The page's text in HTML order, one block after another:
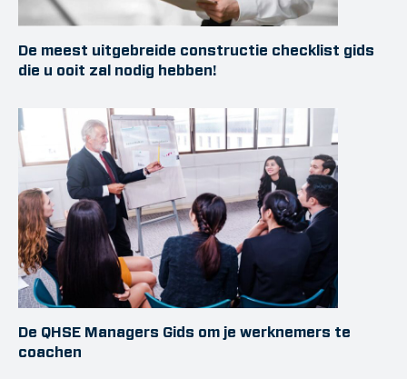
De meest uitgebreide constructie checklist gids
die u ooit zal nodig hebben!
De QHSE Managers Gids om je werknemers te
coachen